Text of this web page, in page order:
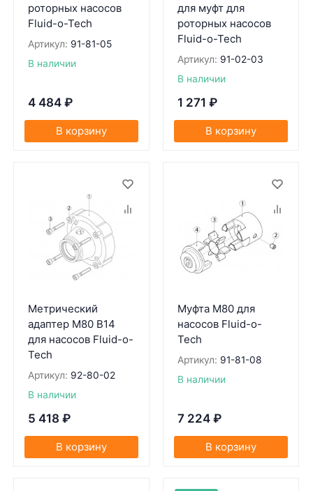
роторных насосов
Fluid-o-Tech
Артикул: 91-81-05
В наличии
4 484 ₽
В корзину
для муфт для
роторных насосов
Fluid-o-Tech
Артикул: 91-02-03
В наличии
1 271 ₽
В корзину
Метрический
адаптер M80 B14
для насосов Fluid-o-
Tech
Артикул: 92-80-02
В наличии
5 418 ₽
В корзину
Муфта М80 для
насосов Fluid-o-
Tech
Артикул: 91-81-08
В наличии
7 224 ₽
В корзину